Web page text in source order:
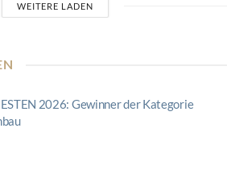
WEITERE LADEN
2026: Gewinner der Kategorie